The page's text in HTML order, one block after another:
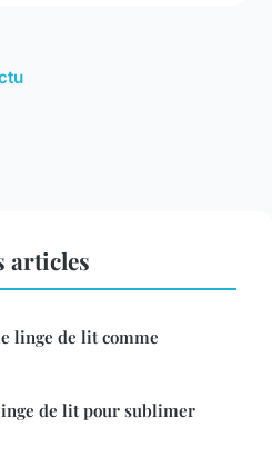
articles
linge de lit comme
de lit pour sublimer